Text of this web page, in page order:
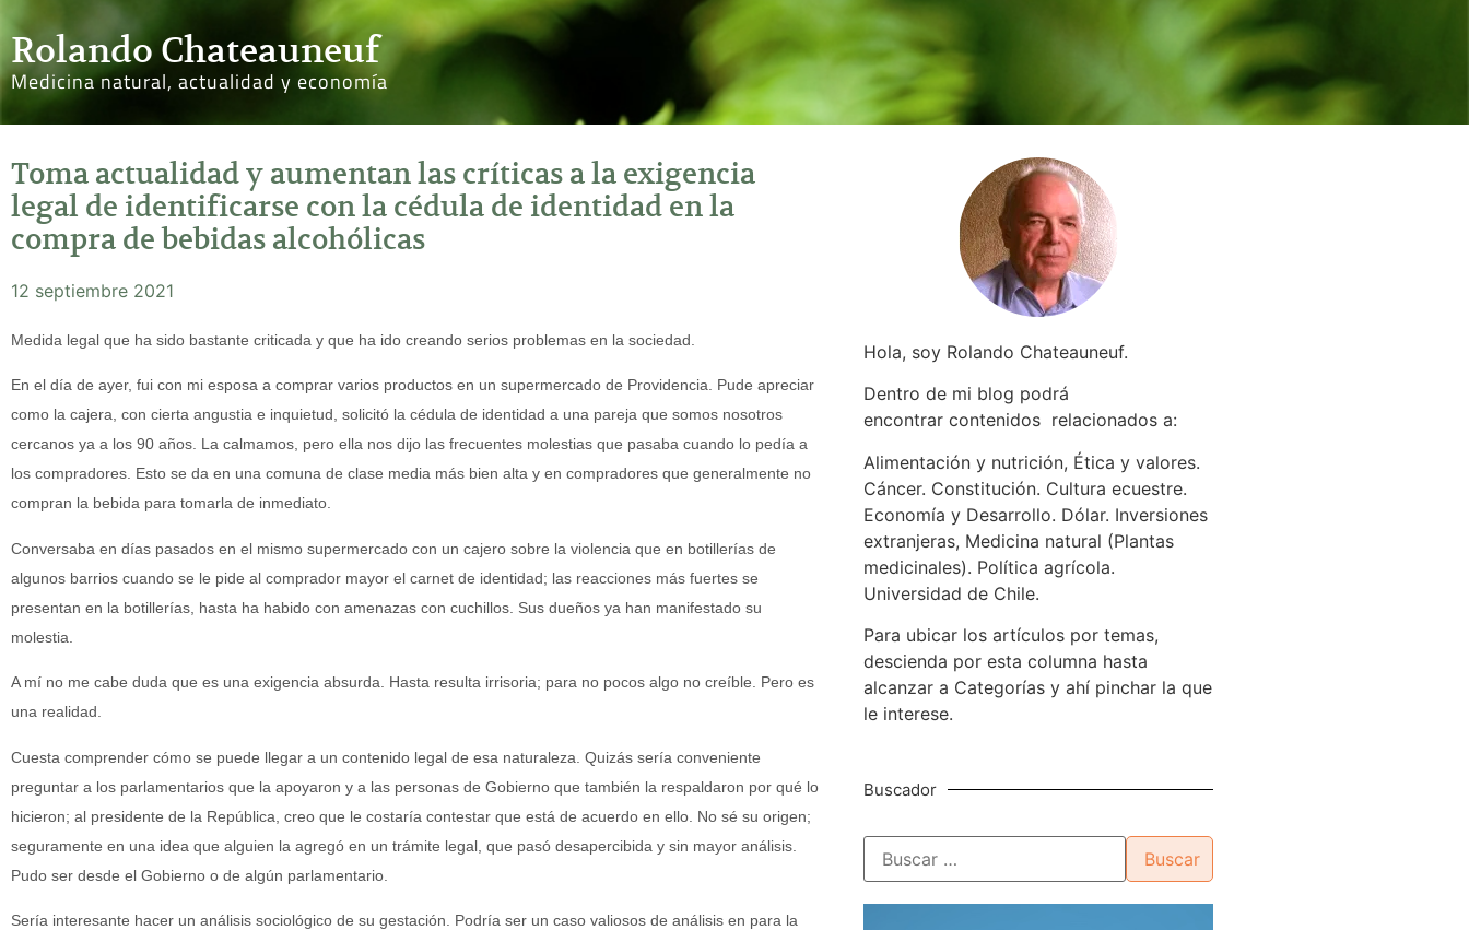
Rolando Chateauneuf
Medicina natural, actualidad y economía
Toma actualidad y aumentan las críticas a la exigencia
legal de identificarse con la cédula de identidad en la
compra de bebidas alcohólicas
12 septiembre 2021
Medida legal que ha sido bastante criticada y que ha ido creando serios problemas en la sociedad.
En el día de ayer, fui con mi esposa a comprar varios productos en un supermercado de Providencia. Pude apreciar
como la cajera, con cierta angustia e inquietud, solicitó la cédula de identidad a una pareja que somos nosotros
cercanos ya a los 90 años. La calmamos, pero ella nos dijo las frecuentes molestias que pasaba cuando lo pedía a
los compradores. Esto se da en una comuna de clase media más bien alta y en compradores que generalmente no
compran la bebida para tomarla de inmediato.
Conversaba en días pasados en el mismo supermercado con un cajero sobre la violencia que en botillerías de
algunos barrios cuando se le pide al comprador mayor el carnet de identidad; las reacciones más fuertes se
presentan en la botillerías, hasta ha habido con amenazas con cuchillos. Sus dueños ya han manifestado su
molestia.
A mí no me cabe duda que es una exigencia absurda. Hasta resulta irrisoria; para no pocos algo no creíble. Pero es
una realidad.
Cuesta comprender cómo se puede llegar a un contenido legal de esa naturaleza. Quizás sería conveniente
preguntar a los parlamentarios que la apoyaron y a las personas de Gobierno que también la respaldaron por qué lo
hicieron; al presidente de la República, creo que le costaría contestar que está de acuerdo en ello. No sé su origen;
seguramente en una idea que alguien la agregó en un trámite legal, que pasó desapercibida y sin mayor análisis.
Pudo ser desde el Gobierno o de algún parlamentario.
Sería interesante hacer un análisis sociológico de su gestación. Podría ser un caso valiosos de análisis en para la
Hola, soy Rolando Chateauneuf.
Dentro de mi blog podrá
encontrar contenidos relacionados a:
Alimentación y nutrición, Ética y valores.
Cáncer. Constitución. Cultura ecuestre.
Economía y Desarrollo. Dólar. Inversiones
extranjeras, Medicina natural (Plantas
medicinales). Política agrícola.
Universidad de Chile.
Para ubicar los artículos por temas,
descienda por esta columna hasta
alcanzar a Categorías y ahí pinchar la que
le interese.
Buscador